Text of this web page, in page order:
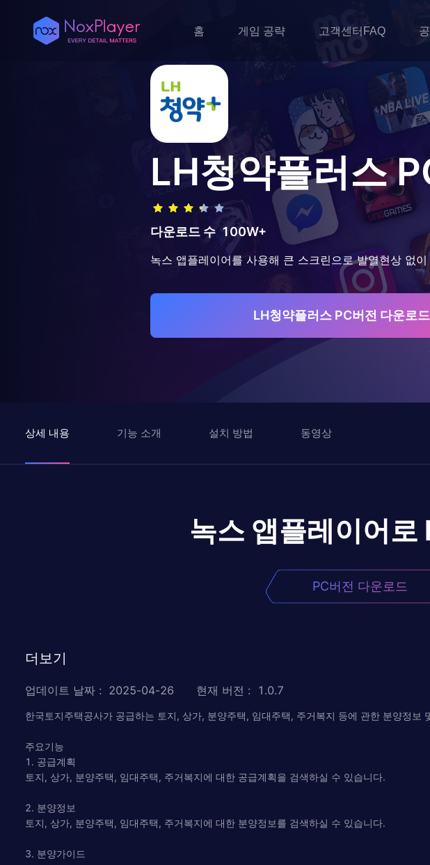
홈 게임 공략 고객센터FAQ
LH청약플러스
다운로드 수 100W+
녹스 앱플레이어를 사용해 큰 스크린으로 발열현상 없
LH청약플러스 PC버전 다운로드
상세 내용 기능 소개 설치 방법 동영상
녹스 앱플레이어로
PC버전 다운로드
더보기
업데이트 날짜 : 2025-04-26 현재 버전 : 1.0.7
한국토지주택공사가 공급하는 토지, 상가, 분양주택, 임대주택, 주거복지 등에 관한 분양정보
주요기능
1. 공급계획
토지, 상가, 분양주택, 임대주택, 주거복지에 대한 공급계획을 검색하실 수 있습니다.
2. 분양정보
토지, 상가, 분양주택, 임대주택, 주거복지에 대한 분양정보를 검색하실 수 있습니다.
3. 분양가이드